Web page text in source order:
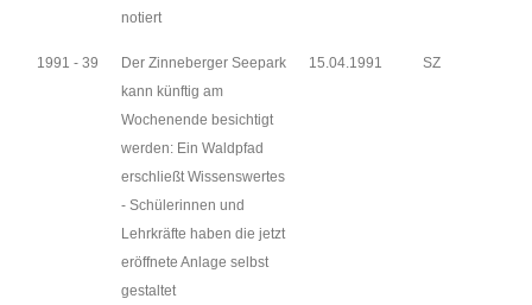
notiert
1991 - 39
Der Zinneberger Seepark
kann künftig am
Wochenende besichtigt
werden: Ein Waldpfad
erschließt Wissenswertes
- Schülerinnen und
Lehrkräfte haben die jetzt
eröffnete Anlage selbst
gestaltet
15.04.1991 SZ